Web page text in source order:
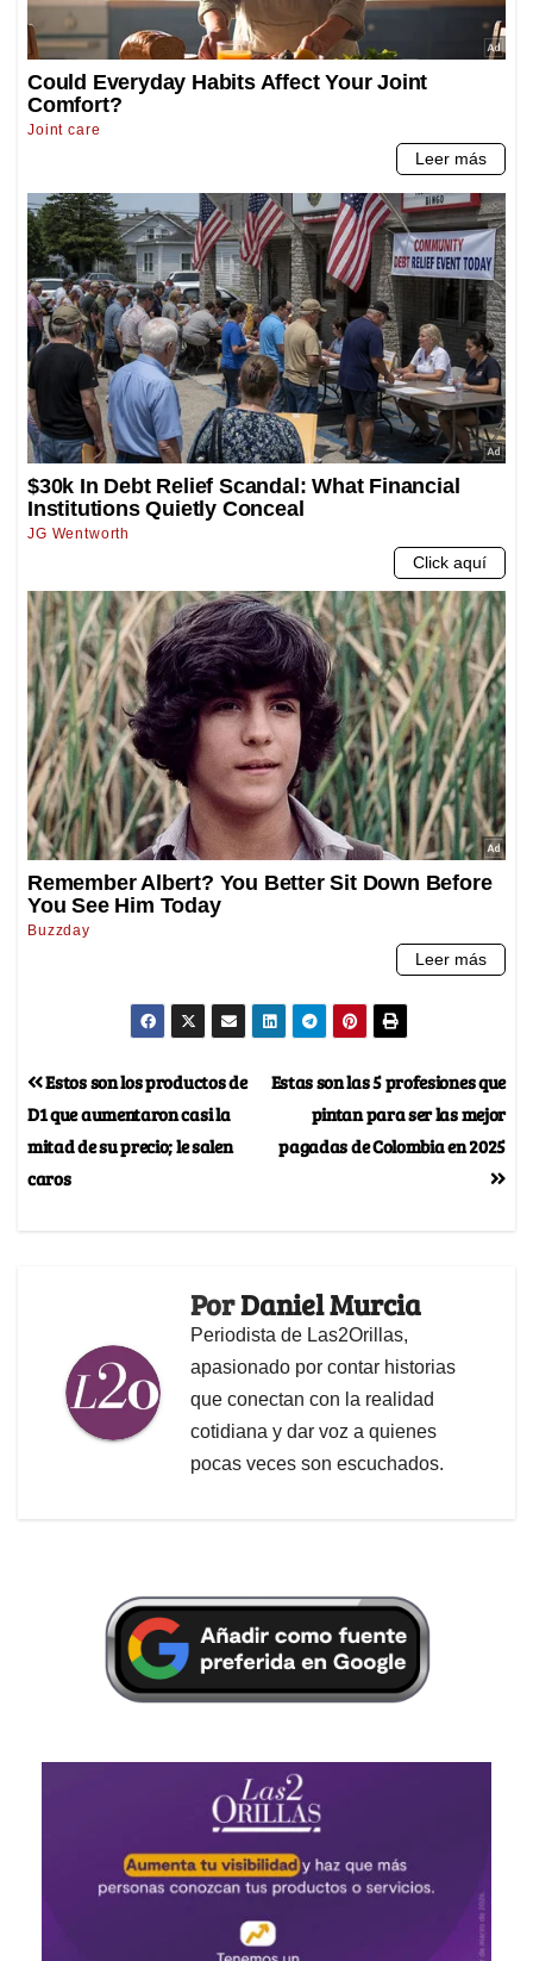
Estas son las 5 profesiones que
pintan para ser las mejor
pagadas de Colombia en 2025
Estos son los productos de
D1 que aumentaron casi la
mitad de su precio; le salen
caros
PorDaniel Murcia
Periodista de Las2Orillas,
apasionado por contar historias
que conectan con la realidad
cotidiana y dar voz a quienes
pocas veces son escuchados.